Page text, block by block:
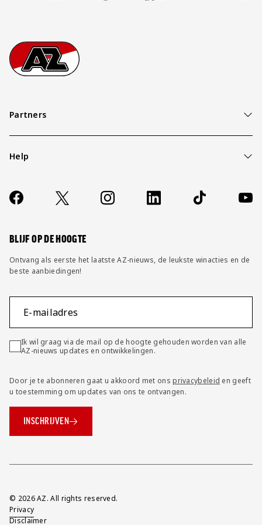
Footer
Ga naar onze homepage
Partners
Help
Contact
FAQ
Socials
https://www.facebook.com/AZAlkmaar
X Instagram LinkedIn TikTok
BLIJF OP DE HOOGTE
Ontvang als eerste het laatste AZ-nieuws, de leukste winacties en de
beste aanbiedingen!
E-mailadres
Ik wil graag via de mail op de hoogte gehouden worden van alle
AZ-nieuws updates en ontwikkelingen.
Door je te abonneren gaat u akkoord met onsprivacybeleid en geeft
u toestemming om updates van ons te ontvangen.
INSCHRIJVEN
Overig
© 2026 AZ. All rights reserved.
Privacy
Disclaimer